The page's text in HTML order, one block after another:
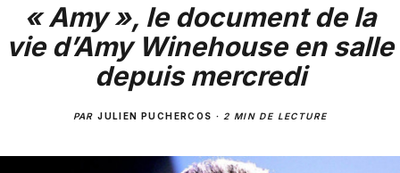
« Amy », le document de la
vie d’Amy Winehouse en salle
depuis mercredi
PARJULIEN PUCHERCOS · 2 MIN DE LECTURE